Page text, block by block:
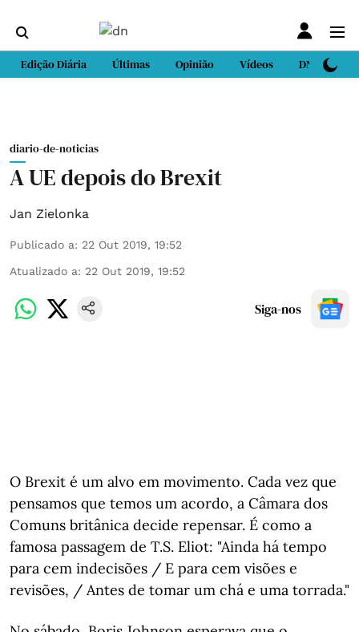
Edição Diária Últimas Opinião Vídeos DN Sport
diario-de-noticias
A UE depois do Brexit
Jan Zielonka
Publicado a: 22 Out 2019, 19:52
Atualizado a: 22 Out 2019, 19:52
Siga-nos
O Brexit é um alvo em movimento. Cada vez que
pensamos que temos um acordo, a Câmara dos
Comuns britânica decide repensar. É como a
famosa passagem de T.S. Eliot: "Ainda há tempo
para cem indecisões / E para cem visões e
revisões, / Antes de tomar um chá e uma torrada."